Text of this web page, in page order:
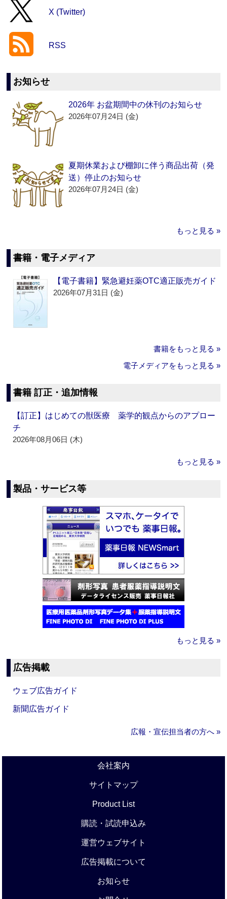
X (Twitter)
RSS
お知らせ
2026年 お盆期間中の休刊のお知らせ
2026年07月24日 (金)
夏期休業および棚卸に伴う商品出荷（発
送）停止のお知らせ
2026年07月24日 (金)
もっと見る »
書籍・電子メディア
【電子書籍】緊急避妊薬OTC適正販売ガイド
2026年07月31日 (金)
書籍をもっと見る »
電子メディアをもっと見る »
書籍 訂正・追加情報
【訂正】はじめての獣医療 薬学的観点からのアプロー
チ
2026年08月06日 (木)
もっと見る »
製品・サービス等
もっと見る »
広告掲載
ウェブ広告ガイド
新聞広告ガイド
広報・宣伝担当者の方へ »
会社案内
サイトマップ
Product List
購読・試読申込み
運営ウェブサイト
広告掲載について
お知らせ